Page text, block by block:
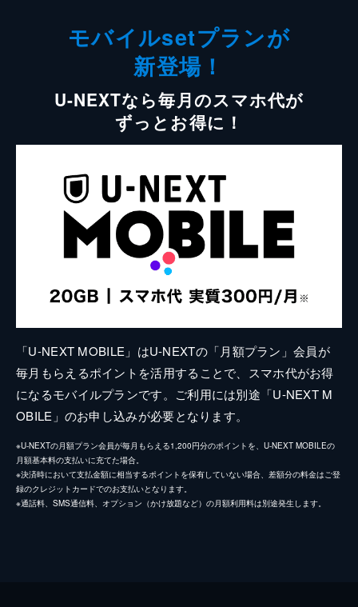
モバイルsetプランが
新登場！
U-NEXTなら毎月のスマホ代が
ずっとお得に！
「U-NEXT MOBILE」はU-NEXTの「月額プラン」会員が
毎月もらえるポイントを活用することで、スマホ代がお得
になるモバイルプランです。ご利用には別途「U-NEXT M
OBILE」のお申し込みが必要となります。
※U-NEXTの月額プラン会員が毎月もらえる1,200円分のポイントを、U-NEXT MOBILEの
月額基本料の支払いに充てた場合。
※決済時において支払金額に相当するポイントを保有していない場合、差額分の料金はご登
録のクレジットカードでのお支払いとなります。
※通話料、SMS通信料、オプション（かけ放題など）の月額利用料は別途発生します。